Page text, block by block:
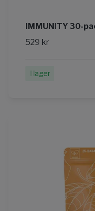
IMMUNITY 30-
529 kr
I lager